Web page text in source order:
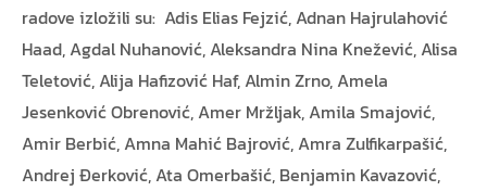
radove izložili su: Adis Elias Fejzić, Adnan Hajrulahović
Haad, Agdal Nuhanović, Aleksandra Nina Knežević, Alisa
Teletović, Alija Hafizović Haf, Almin Zrno, Amela
Jesenković Obrenović, Amer Mržljak, Amila Smajović,
Amir Berbić, Amna Mahić Bajrović, Amra Zulfikarpašić,
Andrej Đerković, Ata Omerbašić, Benjamin Kavazović,